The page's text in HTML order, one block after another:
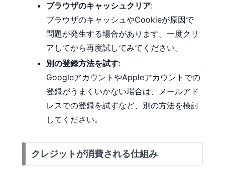
ブラウザのキャッシュクリア:
ブラウザのキャッシュやCookieが原因で
問題が発生する場合があります。一度クリ
アしてから再度試してみてください。
別の登録方法を試す:
GoogleアカウントやAppleアカウントでの
登録がうまくいかない場合は、メールアド
レスでの登録を試すなど、別の方法を検討
してください。
クレジットが消費される仕組み